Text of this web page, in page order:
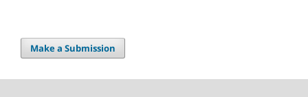
Make a Submission